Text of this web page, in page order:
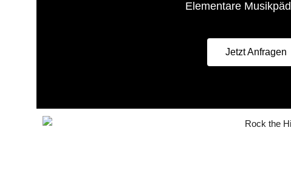
Elementare
Jetzt Anfragen